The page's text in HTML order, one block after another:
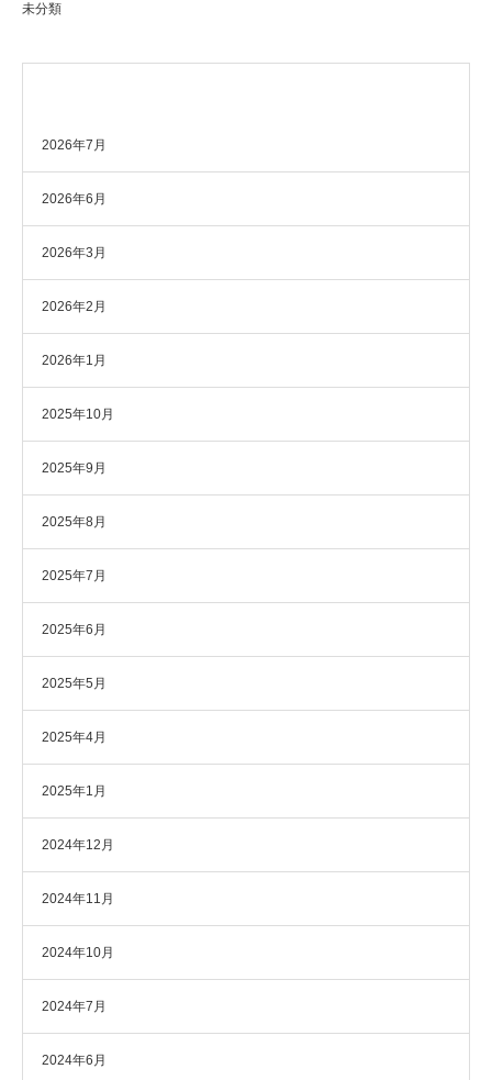
未分類
2026年7月
2026年6月
2026年3月
2026年2月
2026年1月
2025年10月
2025年9月
2025年8月
2025年7月
2025年6月
2025年5月
2025年4月
2025年1月
2024年12月
2024年11月
2024年10月
2024年7月
2024年6月